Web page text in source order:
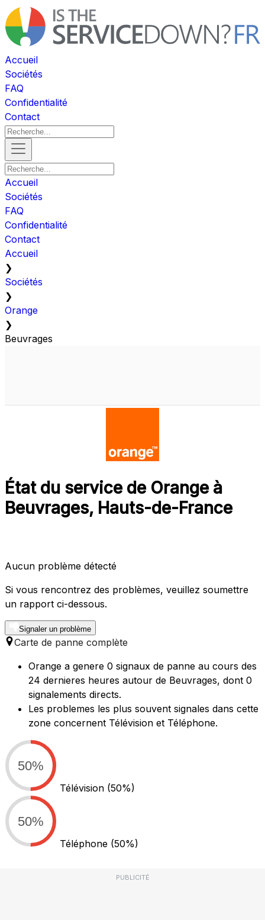
Accueil
Sociétés
FAQ
Confidentialité
Contact
Accueil
Sociétés
FAQ
Confidentialité
Contact
Accueil
❯
Sociétés
❯
Orange
❯
Beuvrages
État du service de Orange à
Beuvrages, Hauts-de-France
Aucun problème détecté
Si vous rencontrez des problèmes, veuillez soumettre
un rapport ci-dessous.
Signaler un problème
Carte de panne complète
Orange a genere 0 signaux de panne au cours des
24 dernieres heures autour de Beuvrages, dont 0
signalements directs.
Les problemes les plus souvent signales dans cette
zone concernent Télévision et Téléphone.
50%
Télévision (50%)
50%
Téléphone (50%)
PUBLICITÉ